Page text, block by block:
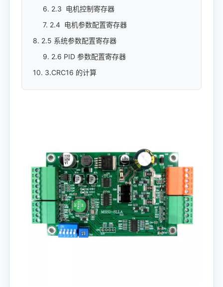
6. 2.3 电机控制寄存器
7. 2.4 电机参数配置寄存器
8. 2.5 系统参数配置寄存器
9. 2.6 PID 参数配置寄存器
10. 3.CRC16 的计算